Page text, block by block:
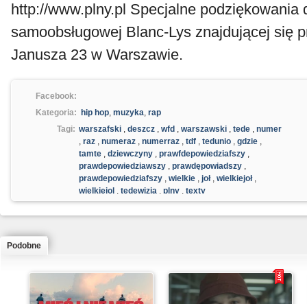
http://www.plny.pl Specjalne podziękowania
samoobsługowej Blanc-Lys znajdującej się
Janusza 23 w Warszawie.
Facebook:
Kategoria:
hip hop, muzyka, rap
Tagi: warszafski , deszcz , wfd , warszawski , tede , numer
, raz , numeraz , numerraz , tdf , tedunio , gdzie ,
tamte , dziewczyny , prawfdepowiedziafszy ,
prawdepowiedziawszy , prawdępowiadszy ,
prawdepowiedziafszy , wielkie , joł, wielkiejoł,
wielkiejol , tedewizja , plny , texty
Podobne